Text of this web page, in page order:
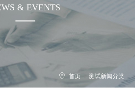
& EVENTS
首页 - 测试新闻分类